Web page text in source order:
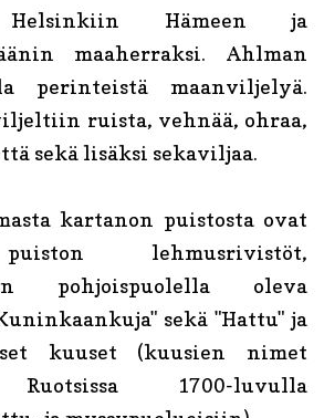
Helsinkiin Hämeen ja
maaherraksi. Ahlman
perinteistä maanviljelyä.
ruista, vehnää, ohraa,
sekä lisäksi sekaviljaa.
kartanon puistosta ovat
lehmusrivistöt,
pohjoispuolella oleva
sekä "Hattu" ja
kuuset (kuusien nimet
1700-luvulla